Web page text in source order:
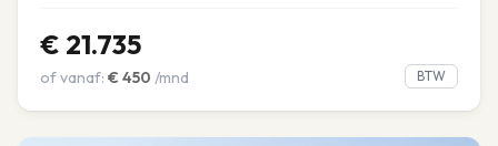
€ 21.735
of vanaf: € 450 /mnd BTW